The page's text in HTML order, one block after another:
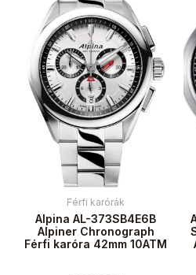
Férfi karórák
Alpina AL-373SB4E6B
Alpiner Chronograph
Férfi karóra 42mm 10ATM